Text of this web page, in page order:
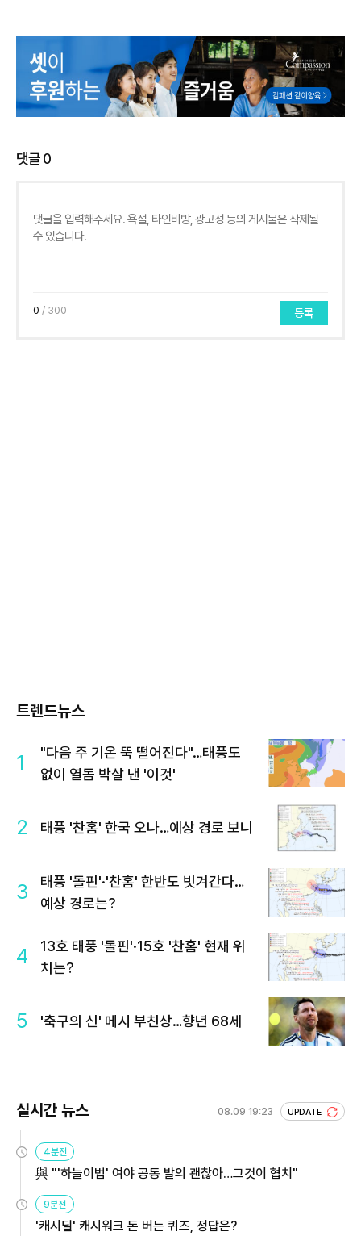
댓글0
0 / 300 등록
트렌드뉴스
1
"다음 주 기온 뚝 떨어진다"…태풍도
없이 열돔 박살 낸 '이것'
2 태풍 '찬홈' 한국 오나…예상 경로 보니
3
태풍 '돌핀'·'찬홈' 한반도 빗겨간다…
예상 경로는?
4
13호 태풍 '돌핀'·15호 '찬홈' 현재 위
치는?
5 '축구의 신' 메시 부친상…향년 68세
실시간 뉴스 08.09 19:23 UPDATE
4분전
與 "'하늘이법' 여야 공동 발의 괜찮아…그것이 협치"
9분전
'캐시딜' 캐시워크 돈 버는 퀴즈, 정답은?